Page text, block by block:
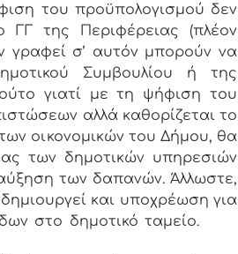
του προϋπολογισμού δεν
ΓΓ της Περιφέρειας (πλέον
γραφεί σ’ αυτόν μπορούν να
Συμβουλίου ή της
γιατί με τη ψήφιση του
αλλά καθορίζεται το
οικονομικών του Δήμου, θα
των δημοτικών υπηρεσιών
των δαπανών. Άλλωστε,
και υποχρέωση για
στο δημοτικό ταμείο.